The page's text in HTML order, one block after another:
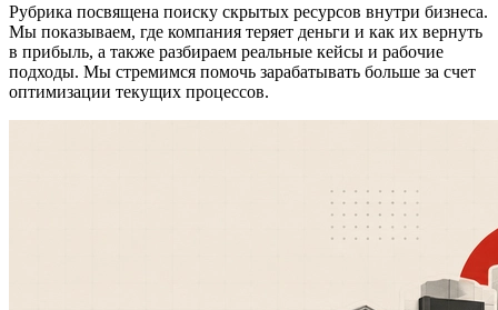
Рубрика посвящена поиску скрытых ресурсов внутри бизнеса.
Мы показываем, где компания теряет деньги и как их вернуть
в прибыль, а также разбираем реальные кейсы и рабочие
подходы. Мы стремимся помочь зарабатывать больше за счет
оптимизации текущих процессов.